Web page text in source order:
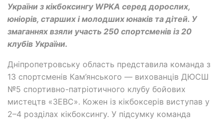
України з кікбоксингу WPKA серед дорослих,
юніорів, старших і молодших юнаків та дітей. У
змаганнях взяли участь 250 спортсменів із 20
клубів України.
Дніпропетровську область представила команда з
13 спортсменів Кам’янського — вихованців ДЮСШ
№5 спортивно-патріотичного клубу бойових
мистецтв «ЗЕВС». Кожен із кікбоксерів виступав у
2–4 розділах кікбоксингу. У підсумку команда